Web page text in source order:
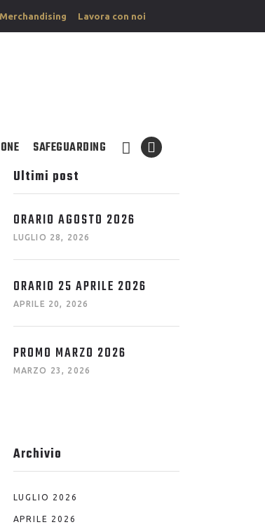
Merchandising Lavora con noi
SAFEGUARDING
Ultimi post
ORARIO AGOSTO 2026
LUGLIO 28, 2026
ORARIO 25 APRILE 2026
APRILE 20, 2026
PROMO MARZO 2026
MARZO 23, 2026
Archivio
LUGLIO 2026
APRILE 2026